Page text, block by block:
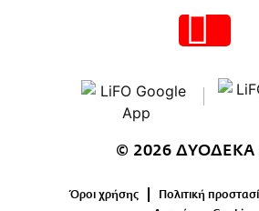
© 2026 ΔΥΟΔΕΚΑ
Όροι χρήσης
Πολιτική